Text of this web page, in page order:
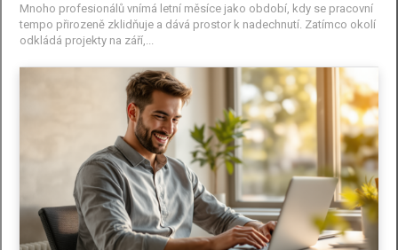
Mnoho profesionálů vnímá letní měsíce jako období, kdy se pracovní
tempo přirozeně zklidňuje a dává prostor k nadechnutí. Zatímco okolí
odkládá projekty na září,...